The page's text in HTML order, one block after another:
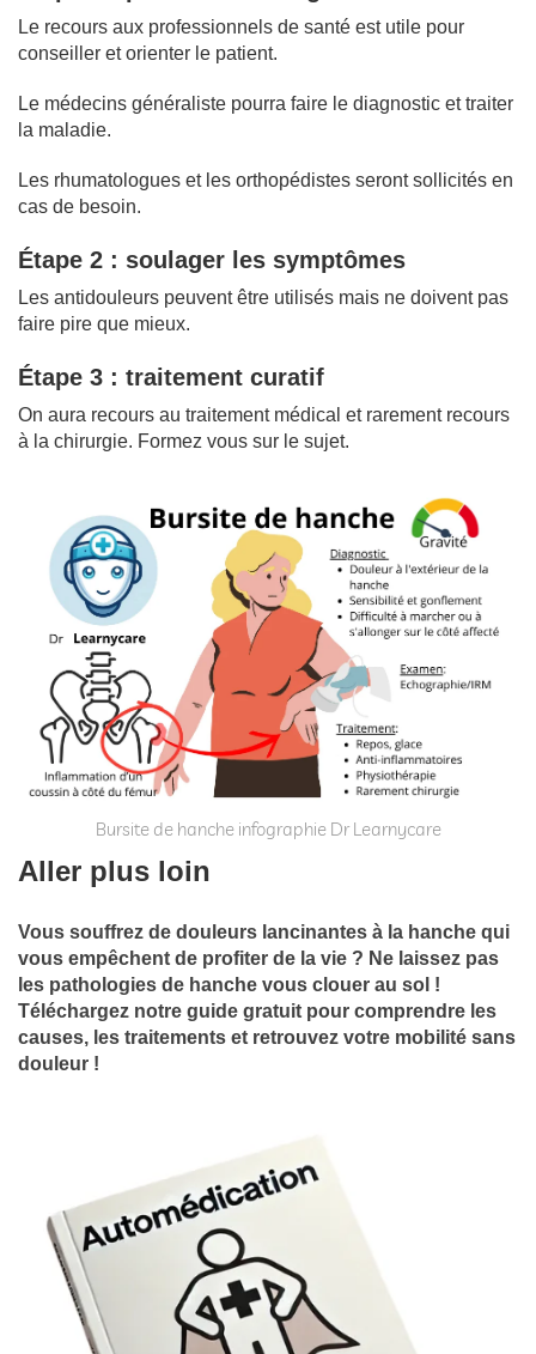
Le recours aux professionnels de santé est utile pour
conseiller et orienter le patient.
Le médecins généraliste pourra faire le diagnostic et traiter
la maladie.
Les rhumatologues et les orthopédistes seront sollicités en
cas de besoin.
Étape 2 : soulager les symptômes
Les antidouleurs peuvent être utilisés mais ne doivent pas
faire pire que mieux.
Étape 3 : traitement curatif
On aura recours au traitement médical et rarement recours
à la chirurgie. Formez vous sur le sujet.
Bursite de hanche infographie Dr Learnycare
Aller plus loin
Vous souffrez de douleurs lancinantes à la hanche qui
vous empêchent de profiter de la vie ? Ne laissez pas
les pathologies de hanche vous clouer au sol !
Téléchargez notre guide gratuit pour comprendre les
causes, les traitements et retrouvez votre mobilité sans
douleur !